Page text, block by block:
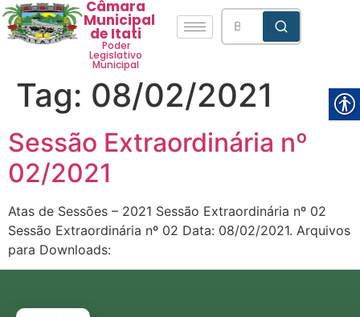
Câmara
Municipal
de Itati
Poder
Legislativo
Municipal
Tag: 08/02/2021
Sessão Extraordinária nº
02/2021
Atas de Sessões – 2021 Sessão Extraordinária nº 02
Sessão Extraordinária nº 02 Data: 08/02/2021. Arquivos
para Downloads: